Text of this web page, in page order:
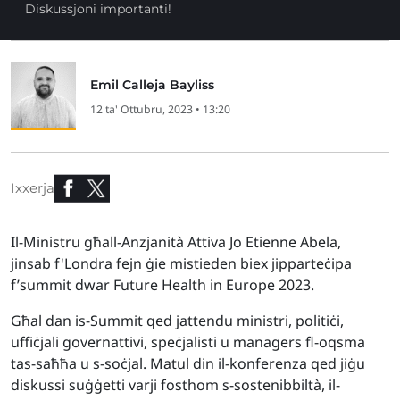
Diskussjoni importanti!
Emil Calleja Bayliss
12 ta' Ottubru, 2023 • 13:20
Ixxerja
Il-Ministru għall-Anzjanità Attiva Jo Etienne Abela,
jinsab f'Londra fejn ġie mistieden biex jipparteċipa
f’summit dwar Future Health in Europe 2023.
Għal dan is-Summit qed jattendu ministri, politiċi,
uffiċjali governattivi, speċjalisti u managers fl-oqsma
tas-saħħa u s-soċjal. Matul din il-konferenza qed jiġu
diskussi suġġetti varji fosthom s-sostenibbiltà, il-